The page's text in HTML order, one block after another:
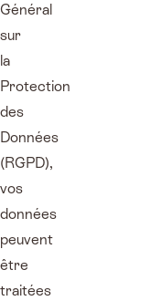
Général
sur
la
Protection
des
Données
(RGPD),
vos
données
peuvent
être
traitées